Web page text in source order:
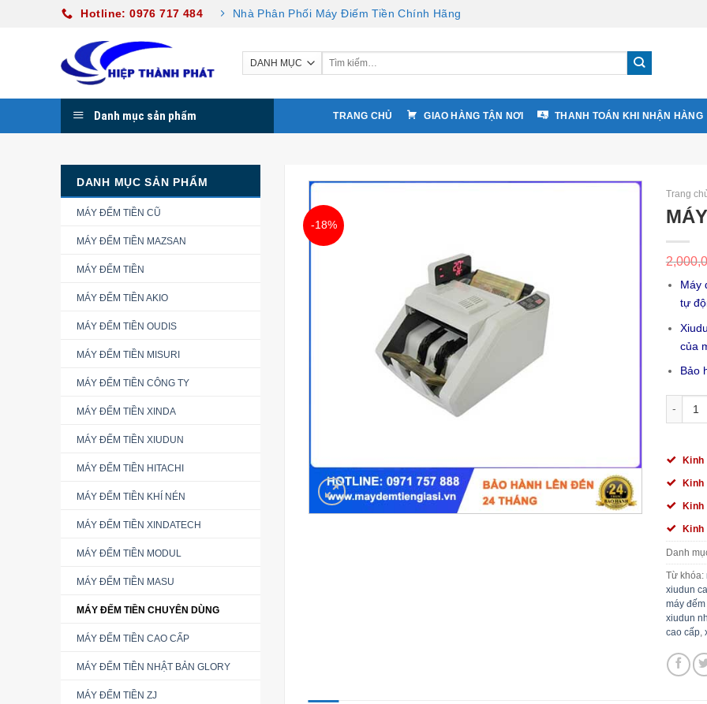
Hotline: 0976 717 484 Nhà Phân Phối Máy Điếm Tiền Chính Hãng
Danh mục sản phẩm TRANG CHỦ GIAO HÀNG TẬN NƠI THANH TOÁN KHI NHẬN HÀNG
DANH MỤC SẢN PHẨM
MÁY ĐẾM TIỀN CŨ
MÁY ĐẾM TIỀN MAZSAN
MÁY ĐẾM TIỀN
MÁY ĐẾM TIỀN AKIO
MÁY ĐẾM TIỀN OUDIS
MÁY ĐẾM TIỀN MISURI
MÁY ĐẾM TIỀN CÔNG TY
MÁY ĐẾM TIỀN XINDA
MÁY ĐẾM TIỀN XIUDUN
MÁY ĐẾM TIỀN HITACHI
MÁY ĐẾM TIỀN KHÍ NÉN
MÁY ĐẾM TIỀN XINDATECH
MÁY ĐẾM TIỀN MODUL
MÁY ĐẾM TIỀN MASU
MÁY ĐẾM TIỀN CHUYÊN DÙNG
MÁY ĐẾM TIỀN CAO CẤP
MÁY ĐẾM TIỀN NHẬT BẢN GLORY
MÁY ĐẾM TIỀN ZJ
-18%
Trang
Máy
tự
của
Bảo
MÁY
Kinh
Kinh
Kinh
Kinh
Danh
Từ khóa:
xiudun
máy
xiudun
cao cấp,